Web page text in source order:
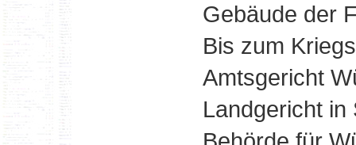
Gebäude der
Bis zum
Amtsgericht
Landgericht in